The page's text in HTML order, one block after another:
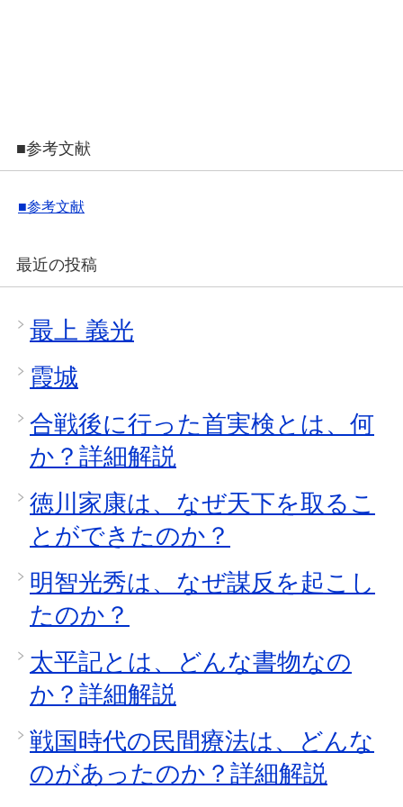
■参考文献
■参考文献
最近の投稿
最上 義光
霞城
合戦後に行った首実検とは、何
か？詳細解説
徳川家康は、なぜ天下を取るこ
とができたのか？
明智光秀は、なぜ謀反を起こし
たのか？
太平記とは、どんな書物なの
か？詳細解説
戦国時代の民間療法は、どんな
のがあったのか？詳細解説